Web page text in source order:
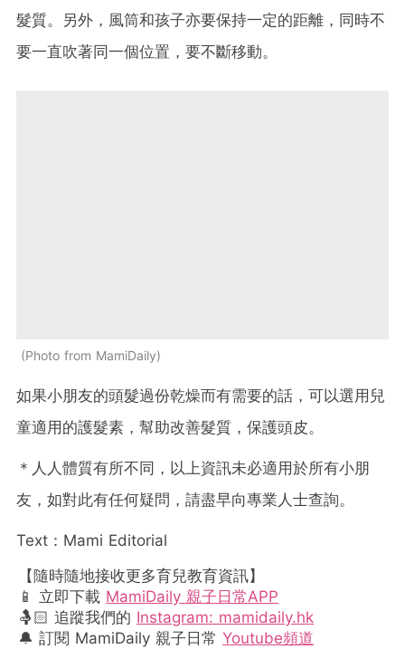
髮質。另外，風筒和孩子亦要保持一定的距離，同時不
要一直吹著同一個位置，要不斷移動。
Photo from MamiDaily
如果小朋友的頭髮過份乾燥而有需要的話，可以選用兒
童適用的護髮素，幫助改善髮質，保護頭皮。
＊人人體質有所不同，以上資訊未必適用於所有小朋
友，如對此有任何疑問，請盡早向專業人士查詢。
Text：Mami Editorial
【隨時隨地接收更多育兒教育資訊】
📱 立即下載 MamiDaily 親子日常APP
🤱🏻 追蹤我們的 Instagram: mamidaily.hk
🔔 訂閱 MamiDaily 親子日常 Youtube頻道